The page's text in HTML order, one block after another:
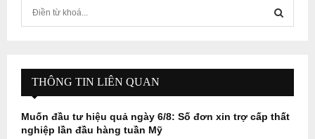
f
r
E
A
THÔNG TIN LIÊN QUAN
Muốn đầu tư hiệu quả ngày 6/8: Số đơn xin trợ cấp thất
nghiệp lần đầu hàng tuần Mỹ